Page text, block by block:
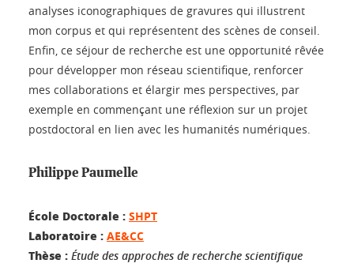
analyses iconographiques de gravures qui illustrent
mon corpus et qui représentent des scènes de conseil.
Enfin, ce séjour de recherche est une opportunité rêvée
pour développer mon réseau scientifique, renforcer
mes collaborations et élargir mes perspectives, par
exemple en commençant une réflexion sur un projet
postdoctoral en lien avec les humanités numériques.
Philippe Paumelle
École Doctorale : SHPT
Laboratoire : AE&CC
Thèse : Étude des approches de recherche scientifique